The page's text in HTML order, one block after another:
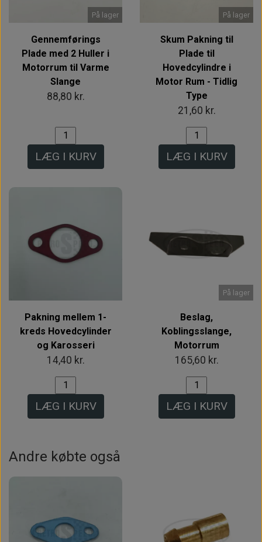
På lager
Gennemførings
Plade med 2 Huller i
Motorrum til Varme
Slange
88,80 kr.
LÆG I KURV
På lager
Skum Pakning til
Plade til
Hovedcylindre i
Motor Rum - Tidlig
Type
21,60 kr.
LÆG I KURV
Pakning mellem 1-
kreds Hovedcylinder
og Karosseri
14,40 kr.
LÆG I KURV
På lager
Beslag,
Koblingsslange,
Motorrum
165,60 kr.
LÆG I KURV
Andre købte også